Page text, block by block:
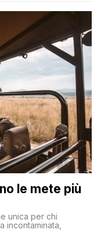
le mete più
unica per chi
incontaminata,